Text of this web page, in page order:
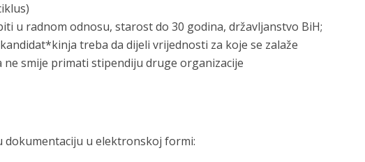
u radnom odnosu, starost do 30 godina, državljanstvo BiH;
treba da dijeli vrijednosti za koje se zalaže
ne smije primati stipendiju druge organizacije
dokumentaciju u elektronskoj formi: